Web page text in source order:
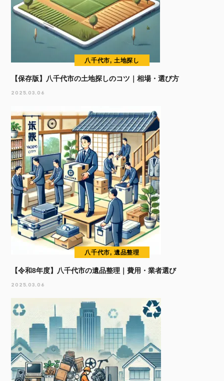
八千代市, 土地探し
【保存版】八千代市の土地探しのコツ｜相場・選び方
2025.03.06
八千代市, 遺品整理
【令和8年度】八千代市の遺品整理｜費用・業者選び
2025.03.06